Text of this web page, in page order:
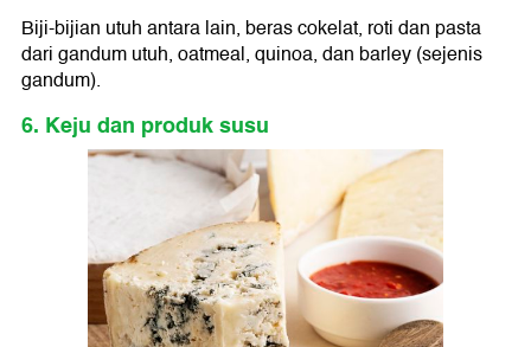
Biji-bijian utuh antara lain, beras cokelat, roti dan pasta
dari gandum utuh, oatmeal, quinoa, dan barley (sejenis
gandum).
6. Keju dan produk susu